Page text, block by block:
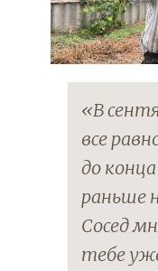
«В
все
до
раньше
Сосед
тебе